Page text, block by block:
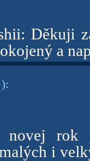
Děkuji
a
:
novej rok
i